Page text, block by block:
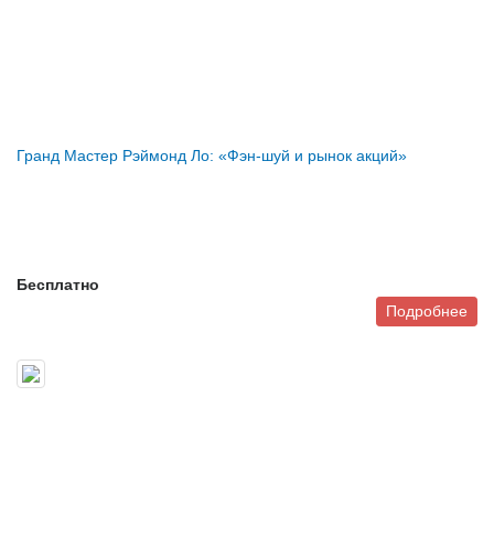
Гранд Мастер Рэймонд Ло: «Фэн-шуй и рынок акций»
Бесплатно
Подробнее